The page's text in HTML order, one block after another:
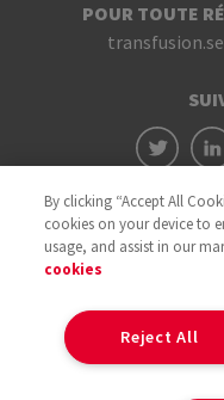
POUR TOUTE
By clicking “Accept All
cookies on your device to
usage, and assist in our
cookies
Reject All